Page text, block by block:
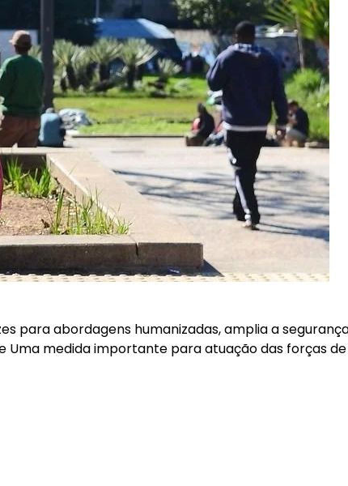
para abordagens humanizadas, amplia a
Uma medida importante para atuação das forças